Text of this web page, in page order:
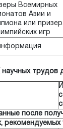
Всемирных
Азии и
или
игр
после